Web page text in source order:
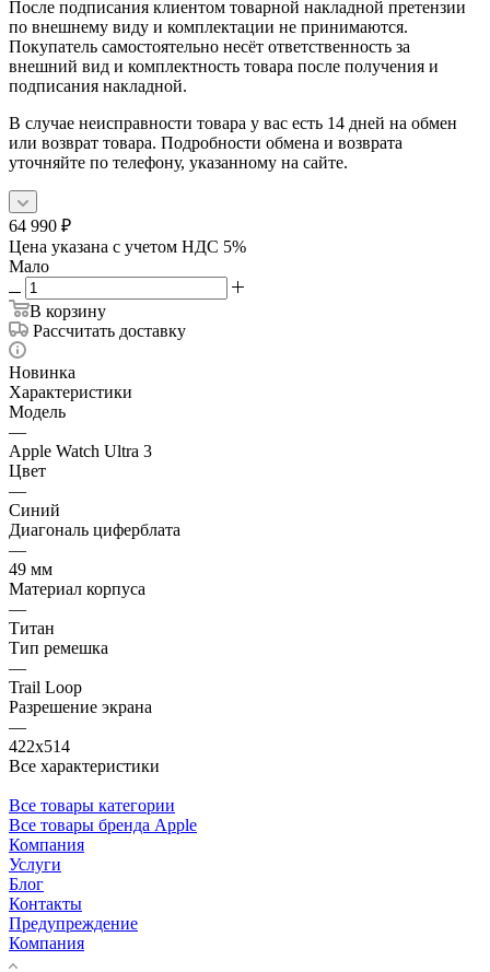
После подписания клиентом товарной накладной претензии
по внешнему виду и комплектации не принимаются.
Покупатель самостоятельно несёт ответственность за
внешний вид и комплектность товара после получения и
подписания накладной.
В случае неисправности товара у вас есть 14 дней на обмен
или возврат товара. Подробности обмена и возврата
уточняйте по телефону, указанному на сайте.
64 990 ₽
Цена указана с учетом НДС 5%
Мало
В корзину
Рассчитать доставку
Новинка
Характеристики
Модель
—
Apple Watch Ultra 3
Цвет
—
Синий
Диагональ циферблата
—
49 мм
Материал корпуса
—
Титан
Тип ремешка
—
Trail Loop
Разрешение экрана
—
422x514
Все характеристики
Все товары категории
Все товары бренда Apple
Компания
Услуги
Блог
Контакты
Предупреждение
Компания